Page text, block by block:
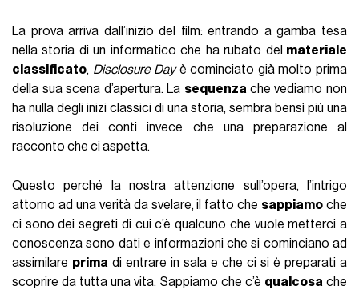
La prova arriva dall’inizio del film: entrando a gamba tesa
nella storia di un informatico che ha rubato del materiale
classificato, Disclosure Dayè cominciato già molto prima
della sua scena d’apertura. La sequenzache vediamo non
ha nulla degli inizi classici di una storia, sembra bensì più una
risoluzione dei conti invece che una preparazione al
racconto che ci aspetta.
Questo perché la nostra attenzione sull’opera, l’intrigo
attorno ad una verità da svelare, il fatto che sappiamo che
ci sono dei segreti di cui c’è qualcuno che vuole metterci a
conoscenza sono dati e informazioni che si cominciano ad
assimilare prima di entrare in sala e che ci si è preparati a
scoprire da tutta una vita. Sappiamo che c’è qualcosache